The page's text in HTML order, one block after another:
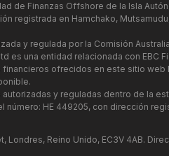
de Finanzas Offshore de la Isla
registrada en Hamchako,
y regulada por la Comisión
es una entidad relacionada con EBC
ofrecidos en este sitio web
y reguladas dentro de la
HE 449205, con dirección
Londres, Reino Unido, EC3V 4AB.